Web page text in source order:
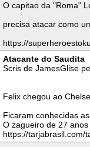
O capitao da "Roma"
precisa atacar como
https://
Atacante do Saudita
Scris de JamesGlise
Felix chegou ao
Ficaram conhecidas
O zagueiro de 27
https://tarjabrasil.com/